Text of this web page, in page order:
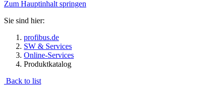
Zum Hauptinhalt springen
Sie sind hier:
profibus.de
SW & Services
Online-Services
Produktkatalog
Back to list